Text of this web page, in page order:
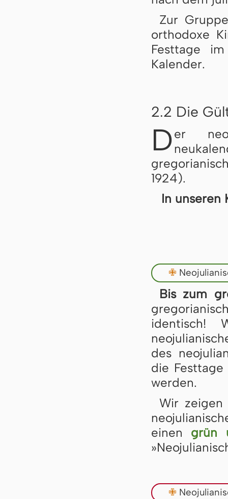
Zur
orthodoxe
Festtage
Kalender.
2.2 Die
Der
1924).
In unseren
✙
Bis zum
identisch!
des
die
werden.
Wir zeigen
einen grün
✙